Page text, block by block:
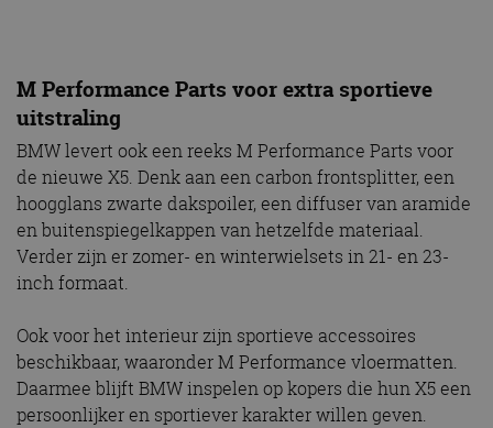
M Performance Parts voor extra sportieve
uitstraling
BMW levert ook een reeks M Performance Parts voor
de nieuwe X5. Denk aan een carbon frontsplitter, een
hoogglans zwarte dakspoiler, een diffuser van aramide
en buitenspiegelkappen van hetzelfde materiaal.
Verder zijn er zomer- en winterwielsets in 21- en 23-
inch formaat.
Ook voor het interieur zijn sportieve accessoires
beschikbaar, waaronder M Performance vloermatten.
Daarmee blijft BMW inspelen op kopers die hun X5 een
persoonlijker en sportiever karakter willen geven.